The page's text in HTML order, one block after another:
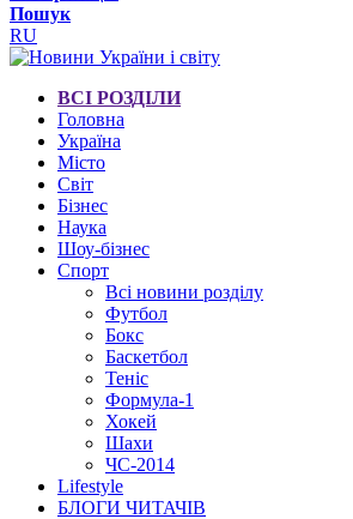
Пошук
RU
ВСІ РОЗДІЛИ
Головна
Україна
Місто
Світ
Бізнес
Наука
Шоу-бізнес
Спорт
Всі новини розділу
Футбол
Бокс
Баскетбол
Теніс
Формула-1
Хокей
Шахи
ЧС-2014
Lifestyle
БЛОГИ ЧИТАЧІВ